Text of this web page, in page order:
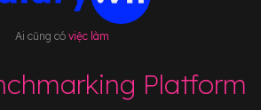
Ai cũng cóviệc làm
Platform